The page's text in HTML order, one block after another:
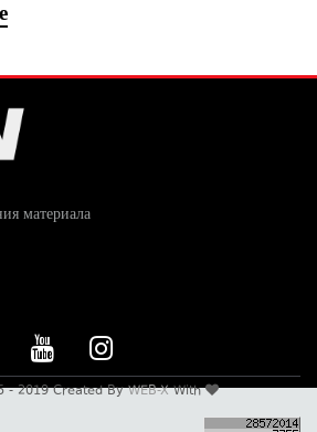
материала
- 2019 Created ByWEB-XWith